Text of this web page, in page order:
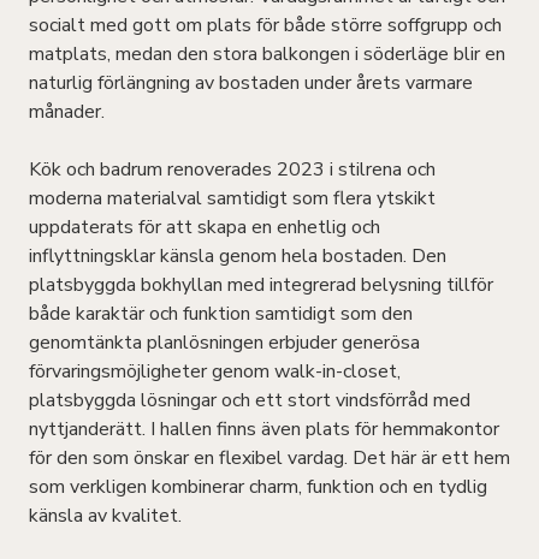
socialt med gott om plats för både större soffgrupp och
matplats, medan den stora balkongen i söderläge blir en
naturlig förlängning av bostaden under årets varmare
månader.
Kök och badrum renoverades 2023 i stilrena och
moderna materialval samtidigt som flera ytskikt
uppdaterats för att skapa en enhetlig och
inflyttningsklar känsla genom hela bostaden. Den
platsbyggda bokhyllan med integrerad belysning tillför
både karaktär och funktion samtidigt som den
genomtänkta planlösningen erbjuder generösa
förvaringsmöjligheter genom walk-in-closet,
platsbyggda lösningar och ett stort vindsförråd med
nyttjanderätt. I hallen finns även plats för hemmakontor
för den som önskar en flexibel vardag. Det här är ett hem
som verkligen kombinerar charm, funktion och en tydlig
känsla av kvalitet.